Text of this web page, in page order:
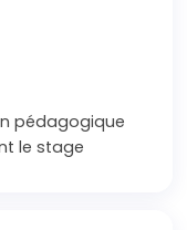
pédagogique
le stage